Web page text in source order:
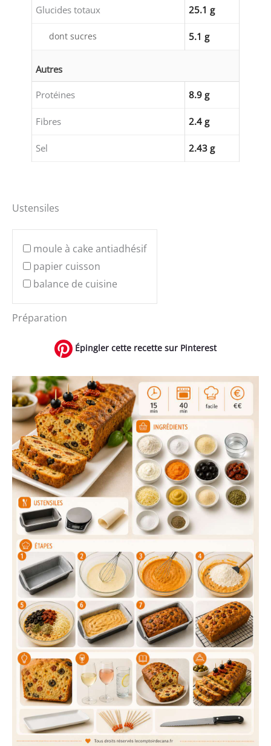
Glucides totaux 25.1 g
dont sucres 5.1 g
Autres
Protéines 8.9 g
Fibres 2.4 g
Sel 2.43 g
Ustensiles
moule à cake antiadhésif
papier cuisson
balance de cuisine
Préparation
Épingler cette recette sur Pinterest